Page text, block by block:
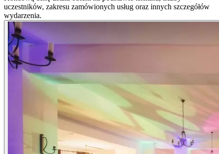
uczestników, zakresu zamówionych usług oraz innych szczegółów
wydarzenia.